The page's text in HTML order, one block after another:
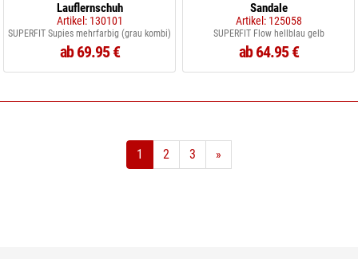
Lauflernschuh
Artikel: 130101
SUPERFIT Supies mehrfarbig (grau kombi)
ab 69.95 €
Sandale
Artikel: 125058
SUPERFIT Flow hellblau gelb
ab 64.95 €
1 2 3 »